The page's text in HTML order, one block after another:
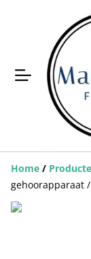
Home /
gehoorapparaat